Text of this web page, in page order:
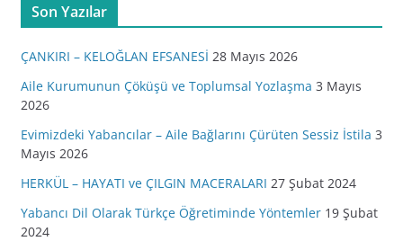
Son Yazılar
ÇANKIRI – KELOĞLAN EFSANESİ 28 Mayıs 2026
Aile Kurumunun Çöküşü ve Toplumsal Yozlaşma 3 Mayıs
2026
Evimizdeki Yabancılar – Aile Bağlarını Çürüten Sessiz İstila 3
Mayıs 2026
HERKÜL – HAYATI ve ÇILGIN MACERALARI 27 Şubat 2024
Yabancı Dil Olarak Türkçe Öğretiminde Yöntemler 19 Şubat
2024